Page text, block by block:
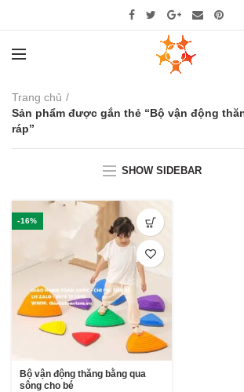
Trang chủ
Sản phẩm được gắn thẻ “Bộ vận động
ráp”
SHOW SIDEBAR
-16%
Bộ vận động thăng bằng qua
sông cho bé